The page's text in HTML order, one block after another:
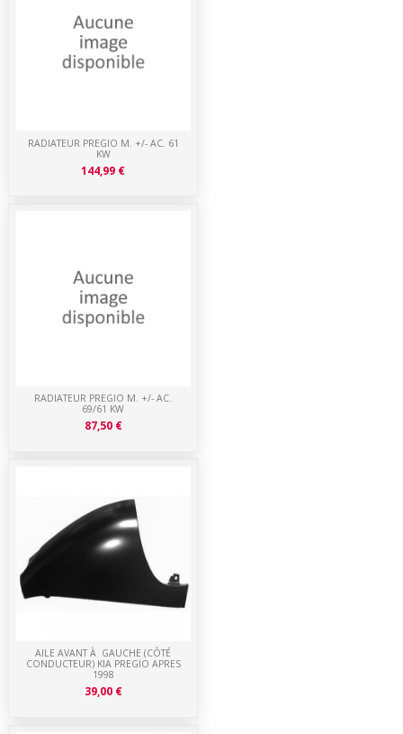
AILE AVANT À GAUCHE (CÔTÉ
CONDUCTEUR) KIA PREGIO APRES
1998
39,00 €
RADIATEUR PREGIO M. +/- AC.
69/61 KW
87,50 €
RADIATEUR PREGIO M. +/- AC. 61
KW
144,99 €